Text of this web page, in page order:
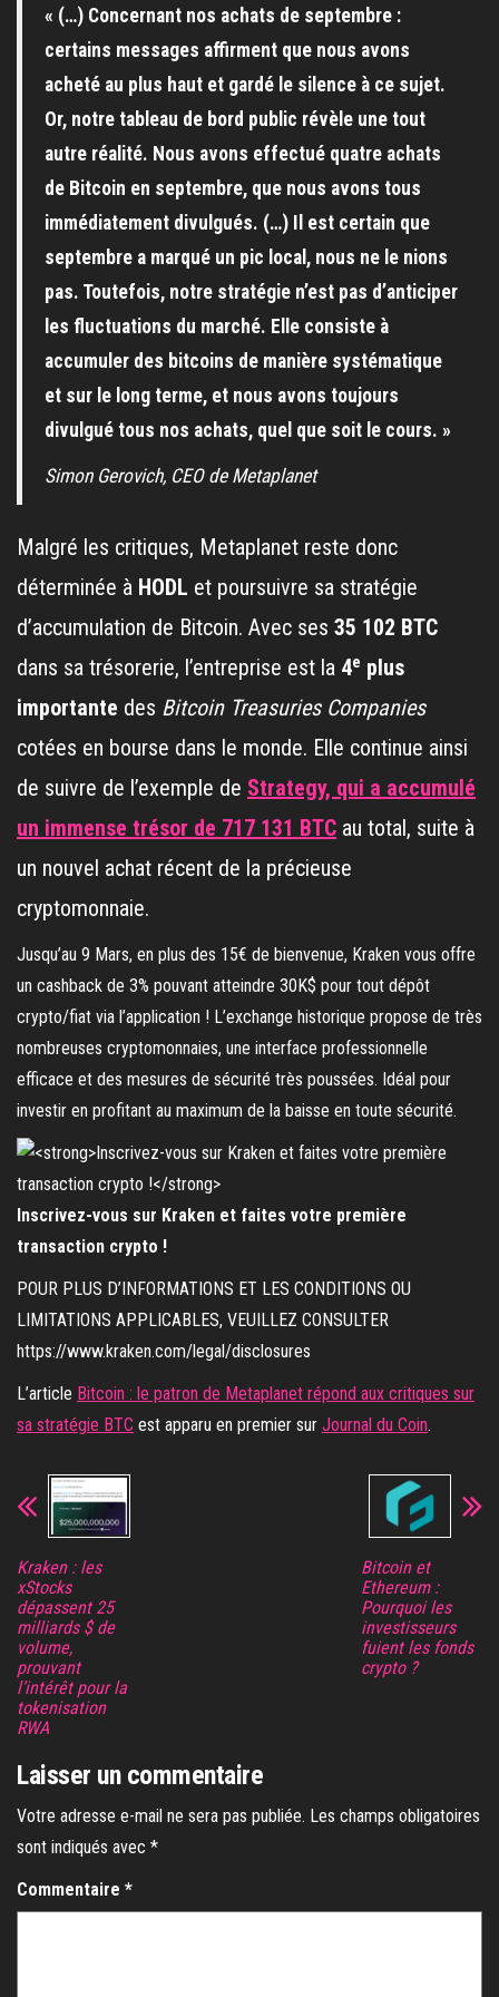
« (…) Concernant nos achats de septembre :
certains messages affirment que nous avons
acheté au plus haut et gardé le silence à ce sujet.
Or, notre tableau de bord public révèle une tout
autre réalité. Nous avons effectué quatre achats
de Bitcoin en septembre, que nous avons tous
immédiatement divulgués. (…) Il est certain que
septembre a marqué un pic local, nous ne le nions
pas. Toutefois, notre stratégie n’est pas d’anticiper
les fluctuations du marché. Elle consiste à
accumuler des bitcoins de manière systématique
et sur le long terme, et nous avons toujours
divulgué tous nos achats, quel que soit le cours. »
Simon Gerovich, CEO de Metaplanet
Malgré les critiques, Metaplanet reste donc
déterminée à HODL et poursuivre sa stratégie
d’accumulation de Bitcoin. Avec ses 35 102 BTC
dans sa trésorerie, l’entreprise est la 4e plus
importante des Bitcoin Treasuries Companies
cotées en bourse dans le monde. Elle continue ainsi
de suivre de l’exemple de Strategy, qui a accumulé
un immense trésor de 717 131 BTC au total, suite à
un nouvel achat récent de la précieuse
cryptomonnaie.
Jusqu’au 9 Mars, en plus des 15€ de bienvenue, Kraken vous offre
un cashback de 3% pouvant atteindre 30K$ pour tout dépôt
crypto/fiat via l’application ! L’exchange historique propose de très
nombreuses cryptomonnaies, une interface professionnelle
efficace et des mesures de sécurité très poussées. Idéal pour
investir en profitant au maximum de la baisse en toute sécurité.
Inscrivez-vous sur Kraken et faites votre première
transaction crypto !
POUR PLUS D’INFORMATIONS ET LES CONDITIONS OU
LIMITATIONS APPLICABLES, VEUILLEZ CONSULTER
https://www.kraken.com/legal/disclosures
L’article Bitcoin : le patron de Metaplanet répond aux critiques sur
sa stratégie BTC est apparu en premier sur Journal du Coin.
Kraken : les
xStocks
dépassent 25
milliards $ de
volume,
prouvant
l’intérêt pour la
tokenisation
RWA
Bitcoin et
Ethereum :
Pourquoi les
investisseurs
fuient les fonds
crypto ?
Laisser un commentaire
Votre adresse e-mail ne sera pas publiée. Les champs obligatoires
sont indiqués avec *
Commentaire *